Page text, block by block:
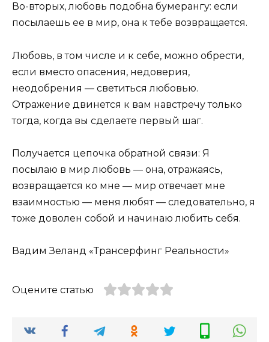
Во-вторых, любовь подобна бумерангу: если
посылаешь ее в мир, она к тебе возвращается.
Любовь, в том числе и к себе, можно обрести,
если вместо опасения, недоверия,
неодобрения — светиться любовью.
Отражение двинется к вам навстречу только
тогда, когда вы сделаете первый шаг.
Получается цепочка обратной связи: Я
посылаю в мир любовь — она, отражаясь,
возвращается ко мне — мир отвечает мне
взаимностью — меня любят — следовательно, я
тоже доволен собой и начинаю любить себя.
Вадим Зеланд «Трансерфинг Реальности»
Оцените статью